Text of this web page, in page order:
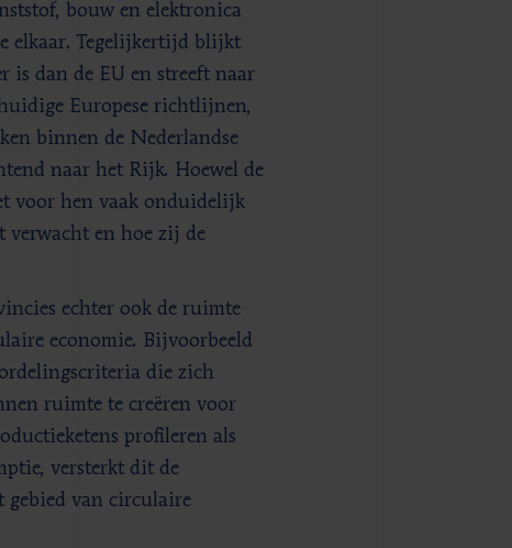
bouw en elektronica
elkaar. Tegelijkertijd blijkt
is dan de EU en streeft naar
Europese richtlijnen,
binnen de Nederlandse
naar het Rijk. Hoewel de
voor hen vaak onduidelijk
verwacht en hoe zij de
echter ook de ruimte
economie. Bijvoorbeeld
die zich
ruimte te creëren voor
profileren als
versterkt dit de
gebied van circulaire